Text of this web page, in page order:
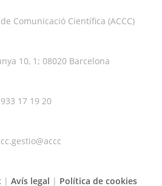
Comunicació Científica (ACCC)
10, 1; 08020 Barcelona
933 17 19 20
| Avís legal | Política de cookies